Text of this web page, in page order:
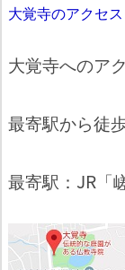
大覚寺のアクセス
大覚寺へのア
最寄駅から徒
最寄駅：JR「